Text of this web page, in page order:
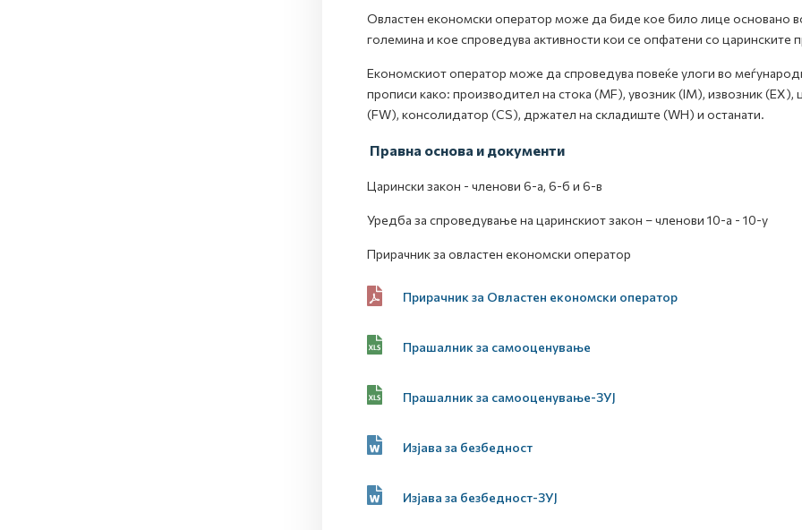
Овластен економски оператор може да биде кое било лице основано
големина и кое спроведува активности кои се опфатени со царинските
Економскиот оператор може да спроведува повеќе улоги во
прописи како: производител на стока (MF), увозник (IM), извозник
(FW), консолидатор (СЅ), држател на складиште (WH) и останати.
Правна основа и документи
Царински закон - членови 6-а, 6-б и 6-в
Уредба за спроведување на царинскиот закон – членови 10-а - 10-у
Прирачник за овластен економски оператор
Прирачник за Овластен економски оператор
Прашалник за самооценување
Прашалник за самооценување-ЗУЈ
Изјава за безбедност
Изјава за безбедност-ЗУЈ